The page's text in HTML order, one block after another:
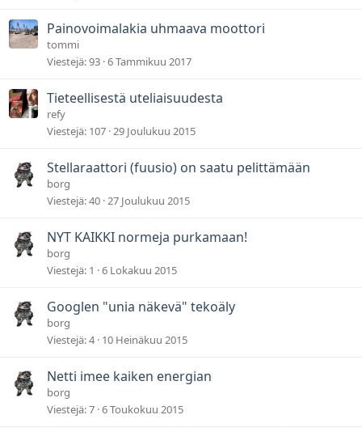
Painovoimalakia uhmaava moottori
tommi
Viestejä 93 6 Tammikuu 2017
Tieteellisestä uteliaisuudesta
refy
Viestejä 107 29 Joulukuu 2015
Stellaraattori (fuusio) on saatu pelittämään
borg
Viestejä 40 27 Joulukuu 2015
NYT KAIKKI normeja purkamaan!
borg
Viestejä 1 6 Lokakuu 2015
Googlen "unia näkevä" tekoäly
borg
Viestejä 4 10 Heinäkuu 2015
Netti imee kaiken energian
borg
Viestejä 7 6 Toukokuu 2015